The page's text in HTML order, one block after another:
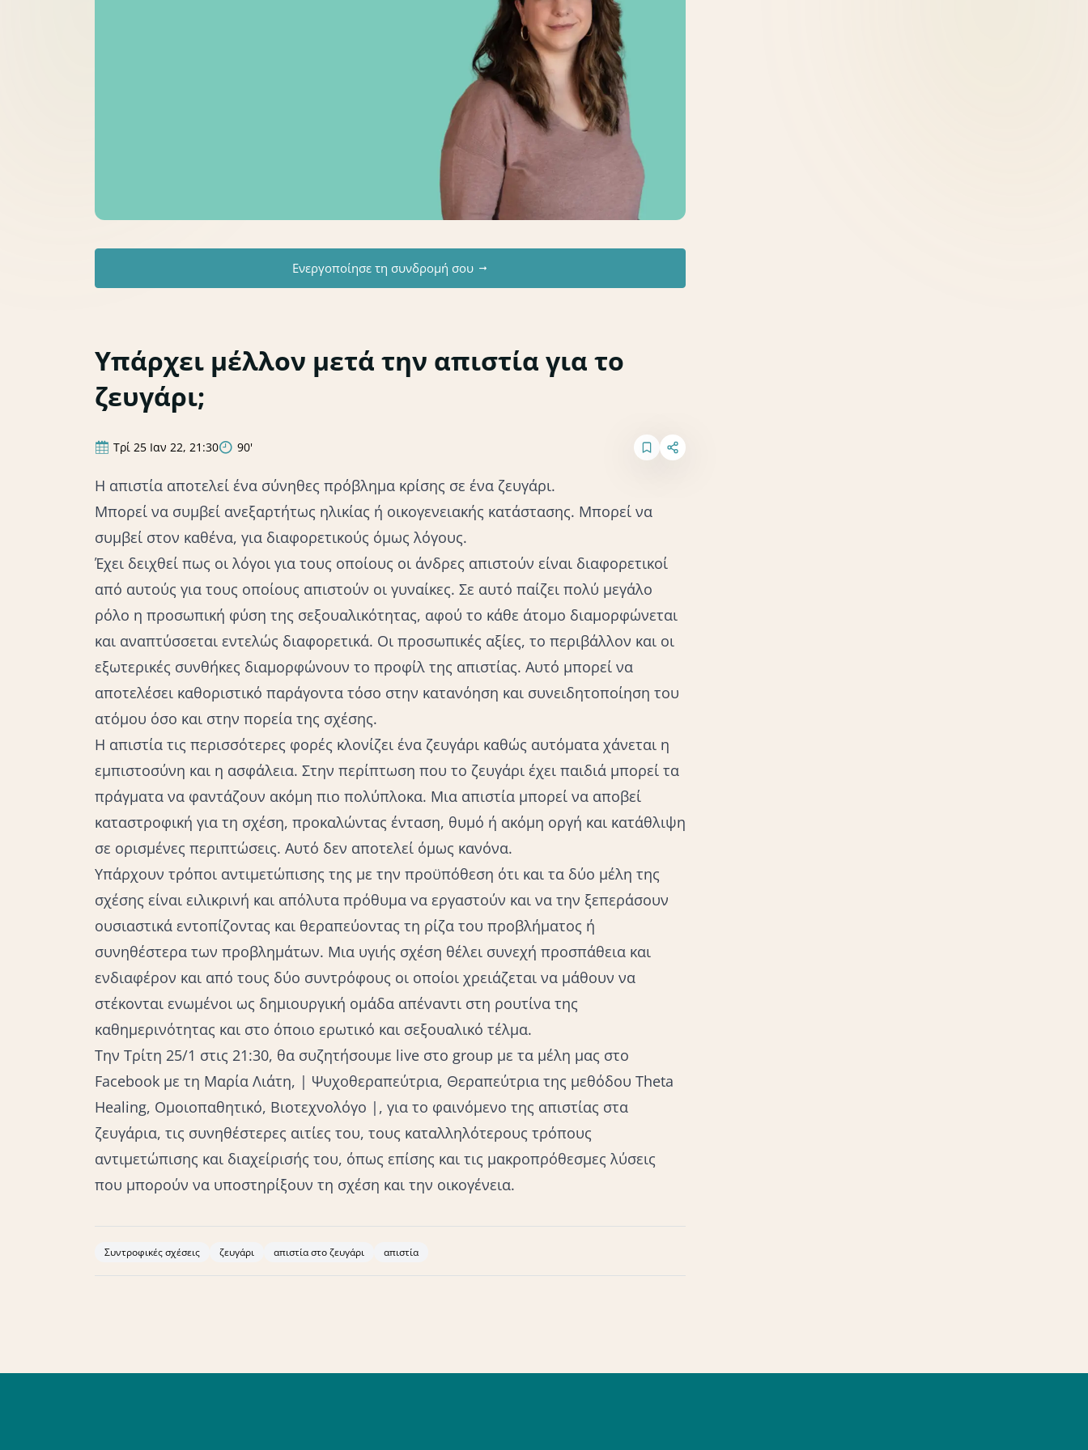
Ενεργοποίησε τη συνδρομή σου
Υπάρχει μέλλον μετά την απιστία για το
ζευγάρι;
Τρί 25 Ιαν 22, 21:30 90'
Η απιστία αποτελεί ένα σύνηθες πρόβλημα κρίσης σε ένα ζευγάρι.
Μπορεί να συμβεί ανεξαρτήτως ηλικίας ή οικογενειακής κατάστασης. Μπορεί να
συμβεί στον καθένα, για διαφορετικούς όμως λόγους.
Έχει δειχθεί πως οι λόγοι για τους οποίους οι άνδρες απιστούν είναι διαφορετικοί
από αυτούς για τους οποίους απιστούν οι γυναίκες. Σε αυτό παίζει πολύ μεγάλο
ρόλο η προσωπική φύση της σεξουαλικότητας, αφού το κάθε άτομο διαμορφώνεται
και αναπτύσσεται εντελώς διαφορετικά. Οι προσωπικές αξίες, το περιβάλλον και οι
εξωτερικές συνθήκες διαμορφώνουν το προφίλ της απιστίας. Αυτό μπορεί να
αποτελέσει καθοριστικό παράγοντα τόσο στην κατανόηση και συνειδητοποίηση του
ατόμου όσο και στην πορεία της σχέσης.
Η απιστία τις περισσότερες φορές κλονίζει ένα ζευγάρι καθώς αυτόματα χάνεται η
εμπιστοσύνη και η ασφάλεια. Στην περίπτωση που το ζευγάρι έχει παιδιά μπορεί τα
πράγματα να φαντάζουν ακόμη πιο πολύπλοκα. Μια απιστία μπορεί να αποβεί
καταστροφική για τη σχέση, προκαλώντας ένταση, θυμό ή ακόμη οργή και κατάθλιψη
σε ορισμένες περιπτώσεις. Αυτό δεν αποτελεί όμως κανόνα.
Υπάρχουν τρόποι αντιμετώπισης της με την προϋπόθεση ότι και τα δύο μέλη της
σχέσης είναι ειλικρινή και απόλυτα πρόθυμα να εργαστούν και να την ξεπεράσουν
ουσιαστικά εντοπίζοντας και θεραπεύοντας τη ρίζα του προβλήματος ή
συνηθέστερα των προβλημάτων. Μια υγιής σχέση θέλει συνεχή προσπάθεια και
ενδιαφέρον και από τους δύο συντρόφους οι οποίοι χρειάζεται να μάθουν να
στέκονται ενωμένοι ως δημιουργική ομάδα απέναντι στη ρουτίνα της
καθημερινότητας και στο όποιο ερωτικό και σεξουαλικό τέλμα.
Την Τρίτη 25/1 στις 21:30, θα συζητήσουμε live στο group με τα μέλη μας στο
Facebook με τη Μαρία Λιάτη, | Ψυχοθεραπεύτρια, Θεραπεύτρια της μεθόδου Theta
Healing, Ομοιοπαθητικό, Βιοτεχνολόγο |, για τo φαινόμενο της απιστίας στα
ζευγάρια, τις συνηθέστερες αιτίες του, τους καταλληλότερους τρόπους
αντιμετώπισης και διαχείρισής του, όπως επίσης και τις μακροπρόθεσμες λύσεις
που μπορούν να υποστηρίξουν τη σχέση και την οικογένεια.
Συντροφικές σχέσεις ζευγάρι απιστία στο ζευγάρι απιστία